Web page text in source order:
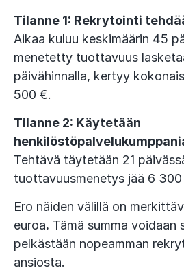
Tilanne 1: Rekrytointi
Aikaa kuluu keskimäärin 45
menetetty tuottavuus
päivähinnalla, kertyy
500 €.
Tilanne 2: Käytetään
Tehtävä täytetään 21
tuottavuusmenetys jää 6 300
Ero näiden välillä on
euroa. Tämä summa voidaan
pelkästään nopeamman
ansiosta.